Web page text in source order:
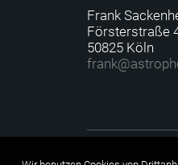
Frank
Försterstraße
50825 Köln
f